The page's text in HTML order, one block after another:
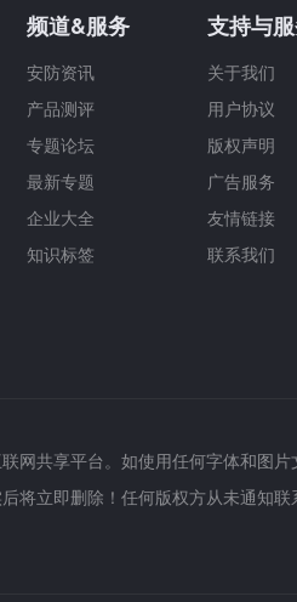
频道&服务
安防资讯
产品测评
专题论坛
最新专题
企业大全
知识标签
支持与
关于我们
用户协议
版权声明
广告服务
友情链接
联系我们
网共享平台。如使用任何字体和图
将立即删除！任何版权方从未通知